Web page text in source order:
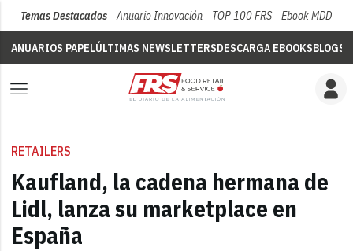
Temas Destacados Anuario Innovación TOP 100 FRS Ebook MDD
ANUARIOS PAPELÚLTIMAS NEWSLETTERSDESCARGA EBOOKSBLOGS
RETAILERS
Kaufland, la cadena hermana de
Lidl, lanza su marketplace en
España